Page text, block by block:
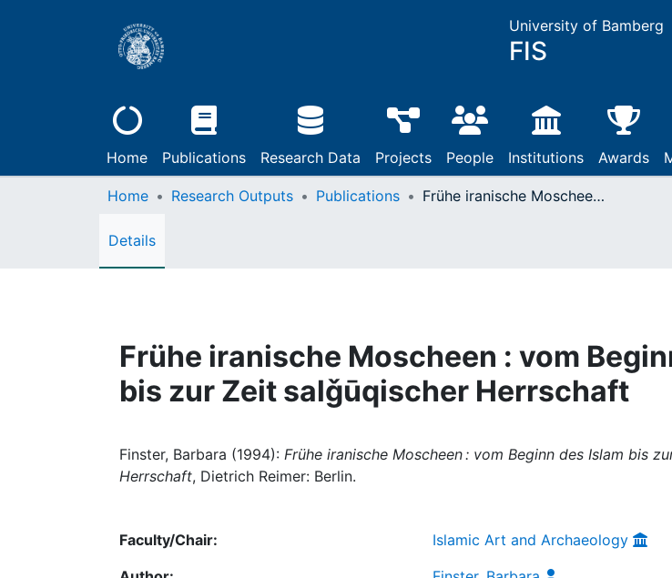
University of Bamberg
FIS
Home Publications Research Data Projects People Institutions Awards
Home Research Outputs Publications Frühe iranische Moscheen : vom Beginn des Islam bis zur Zeit salǧūqischer Herrschaft
Details
Frühe iranische Moscheen : vom
bis zur Zeit salǧūqischer Herrschaft
Finster, Barbara (1994): Frühe iranische Moscheen : vom Beginn des Islam bis
Herrschaft, Dietrich Reimer: Berlin.
Faculty/Chair:
Islamic Art and Archaeology